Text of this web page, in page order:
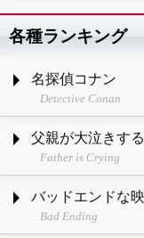
各種ランキング
名探偵コナン
Detective Conan
父親が大泣きす
Father is Crying
バッドエンドな
Bad Ending